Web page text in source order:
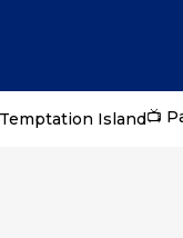
Island📺